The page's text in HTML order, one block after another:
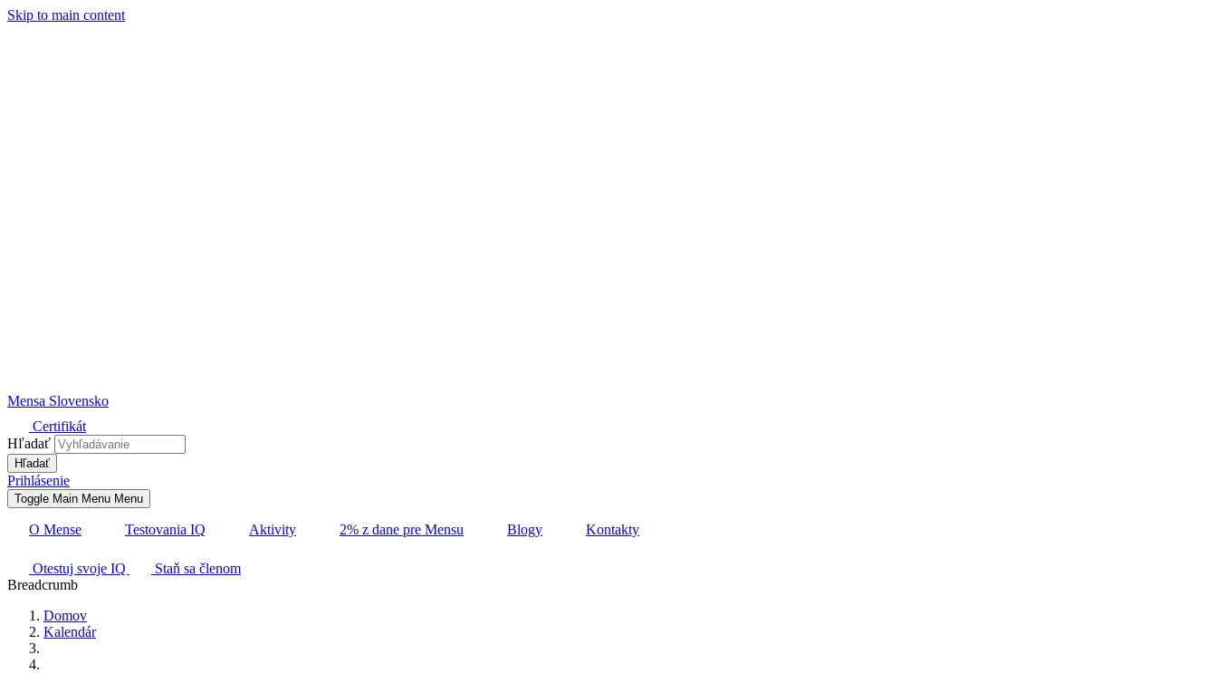
Skip to main content
Mensa Slovensko
Certifikát
Hľadať
Prihlásenie
Toggle Main Menu Menu
O Mense Testovania IQ Aktivity 2% z dane pre Mensu Blogy Kontakty
Otestuj svoje IQ
Staň sa členom
Breadcrumb
Domov
Kalendár